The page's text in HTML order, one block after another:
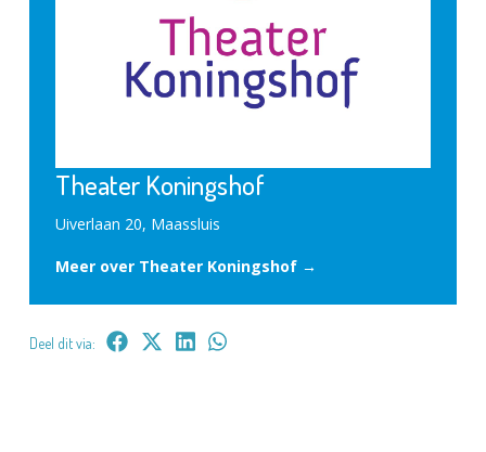
Theater Koningshof
Uiverlaan 20, Maassluis
Meer over Theater Koningshof →
Deel dit via: